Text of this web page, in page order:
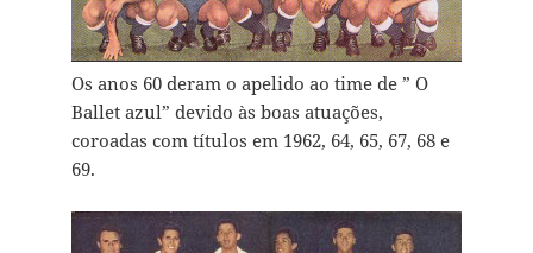
Os anos 60 deram o apelido ao time de ” O
Ballet azul” devido às boas atuações,
coroadas com títulos em 1962, 64, 65, 67, 68 e
69.